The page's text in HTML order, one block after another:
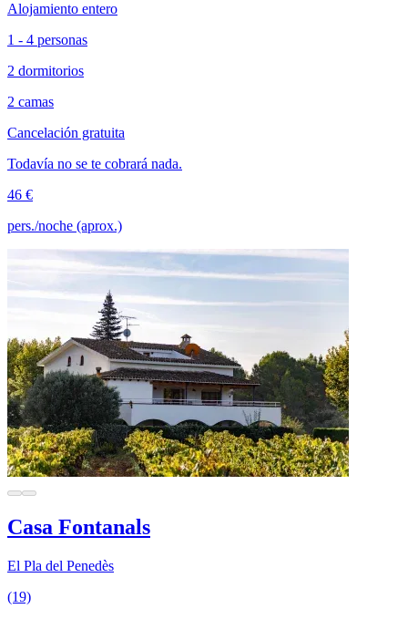
Alojamiento entero
1 - 4 personas
2 dormitorios
2 camas
Cancelación gratuita
Todavía no se te cobrará nada.
46 €
pers./noche (aprox.)
Casa Fontanals
El Pla del Penedès
(19)